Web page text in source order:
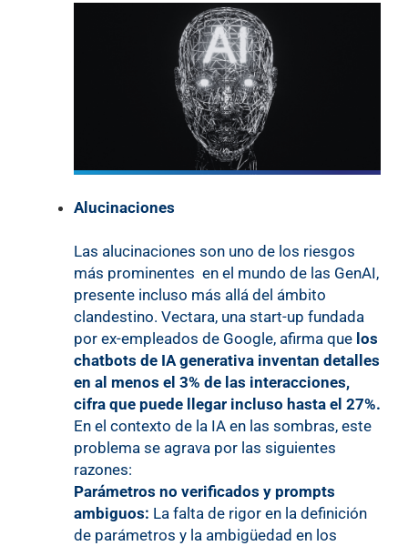
Alucinaciones
Las alucinaciones son uno de los riesgos
más prominentes en el mundo de las GenAI,
presente incluso más allá del ámbito
clandestino. Vectara, una start-up fundada
por ex-empleados de Google, afirma que los
chatbots de IA generativa inventan detalles
en al menos el 3% de las interacciones,
cifra que puede llegar incluso hasta el 27%.
En el contexto de la IA en las sombras, este
problema se agrava por las siguientes
razones:
Parámetros no verificados y prompts
ambiguos: La falta de rigor en la definición
de parámetros y la ambigüedad en los